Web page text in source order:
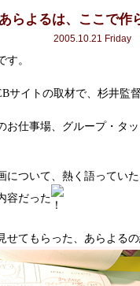
あらよるは、ここで作
2005.10.21 Friday
。
サイトの取材で、杉井監
お仕事場、グループ・タ
について、熱く語ってい
容だった
せてもらった、あらよる